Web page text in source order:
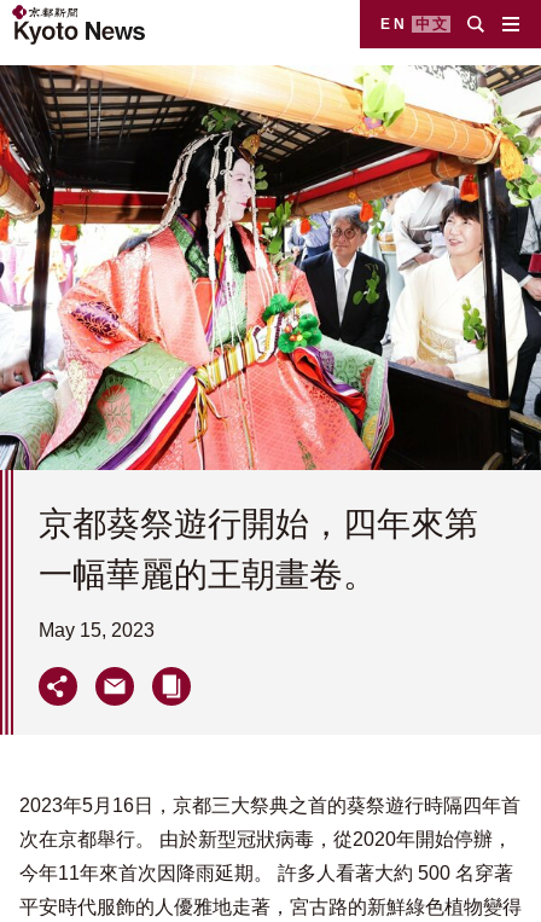
EN 中文
京都葵祭遊行開始，四年來第
一幅華麗的王朝畫卷。
May 15, 2023
2023年5月16日，京都三大祭典之首的葵祭遊行時隔四年首
次在京都舉行。 由於新型冠狀病毒，從2020年開始停辦，
今年11年來首次因降雨延期。 許多人看著大約 500 名穿著
平安時代服飾的人優雅地走著，宮古路的新鮮綠色植物變得